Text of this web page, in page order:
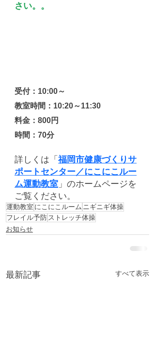
さい。。
受付：10:00～
教室時間：10:20～11:30
料金：800円
時間：70分
詳しくは「 福岡市健康づくりサ
ポートセンター／にこにこルー
ム運動教室 」のホームページを
ご覧ください。
運動教室 にこにこルーム ニギニギ体操
フレイル予防 ストレッチ体操
お知らせ
最新記事 すべて表示